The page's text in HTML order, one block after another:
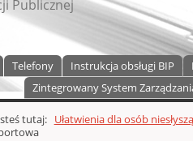
Publicznej
Telefony Instrukcja obsługi BIP
Zintegrowany System
zawartości
tutaj: Ułatwienia dla osób